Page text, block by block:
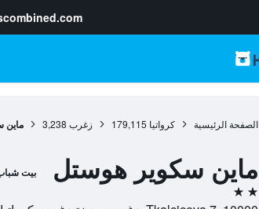
الصفحة الرئيسية كرواتيا 179,115 زغرب 3,238 ماين
ماين سكوير هوستل بيت
2 نجمتين